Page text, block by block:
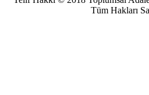
Tüm Hakları